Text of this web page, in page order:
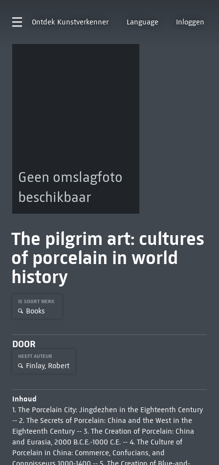
Ontdek Kunstverkenner Language Inloggen
Geen omslagfoto
beschikbaar
The pilgrim art: cultures
of porcelain in world
history
IS SOORT WERK
Books
DOOR
HEEFT AUTEUR
Finlay, Robert
Inhoud
1. The Porcelain City: Jingdezhen in the Eighteenth Century
-- 2. The Secrets of Porcelain: China and the West in the
Eighteenth Century -- 3. The Creation of Porcelain: China
and Eurasia, 2000 B.C.E.-1000 C.E. -- 4. The Culture of
Porcelain in China: Commerce, Confucians, and